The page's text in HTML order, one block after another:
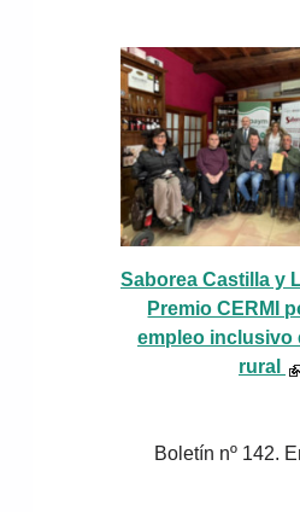
Saborea Castilla y
Premio CERMI
empleo inclusivo
rural
Boletín nº 142.